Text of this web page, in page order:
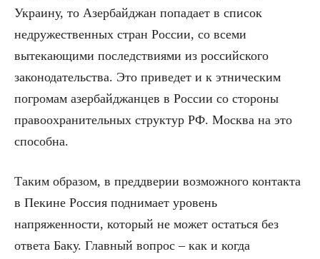
Украину, то Азербайджан попадает в список
недружественных стран России, со всеми
вытекающими последствиями из российского
законодательства. Это приведет и к этническим
погромам азербайджанцев в России со стороны
правоохранительных структур РФ. Москва на это
способна.
Таким образом, в преддверии возможного контакта
в Пекине Россия поднимает уровень
напряженности, который не может остаться без
ответа Баку. Главный вопрос – как и когда